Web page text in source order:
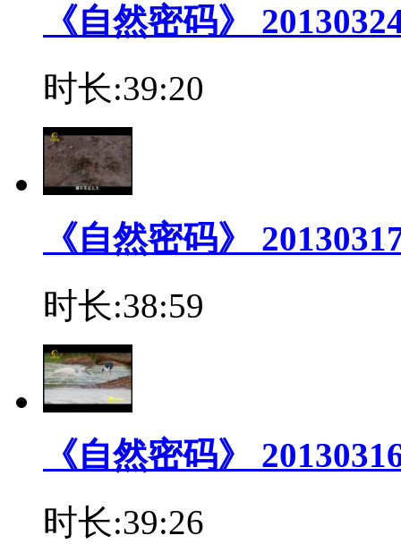
《自然密码》
时长:39:20
《自然密码》
时长:38:59
《自然密码》
时长:39:26